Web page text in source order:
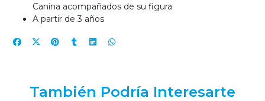
Canina acompañados de su figura
A partir de 3 años
También Podría Interesarte